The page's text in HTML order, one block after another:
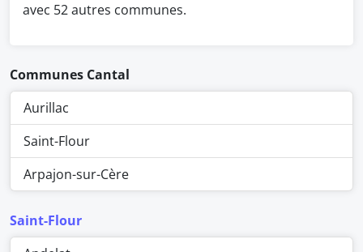
avec 52 autres communes.
Communes Cantal
Aurillac
Saint-Flour
Arpajon-sur-Cère
Saint-Flour